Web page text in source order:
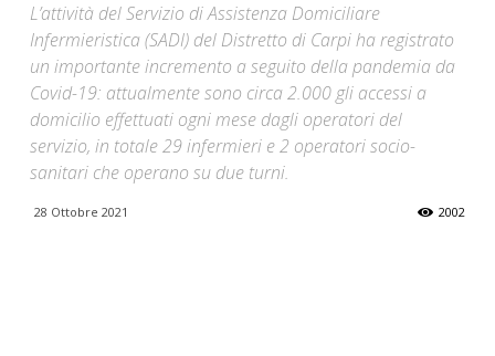
L’attività del Servizio di Assistenza Domiciliare
Infermieristica (SADI) del Distretto di Carpi ha registrato
un importante incremento a seguito della pandemia da
Covid-19: attualmente sono circa 2.000 gli accessi a
domicilio effettuati ogni mese dagli operatori del
servizio, in totale 29 infermieri e 2 operatori socio-
sanitari che operano su due turni.
28 Ottobre 2021 2002